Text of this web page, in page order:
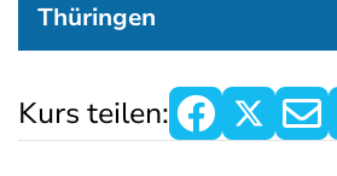
Thüringen
Kurs teilen: